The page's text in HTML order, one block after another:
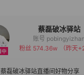
蔡磊破冰驿站
备注
分组
账号 pobingyizhan
粉丝 574.36w
（昨天
蔡磊破冰驿站直播间好物分享